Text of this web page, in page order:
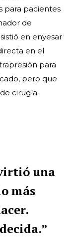
para pacientes
de
en enyesar
en el
para
pero que
cirugía.
una
más